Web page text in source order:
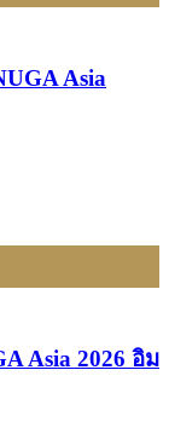
Asia
Asia 2026 อิม